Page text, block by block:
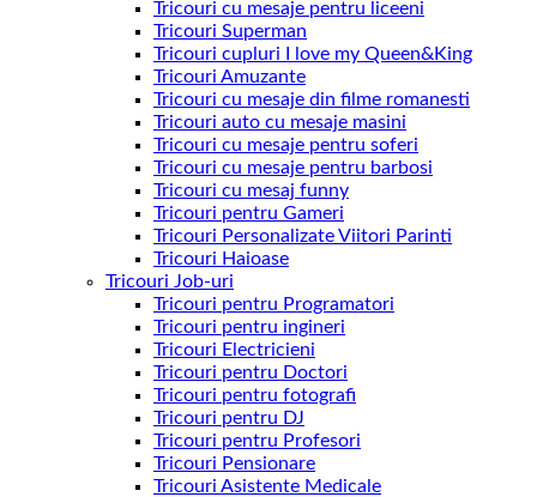
Tricouri cu mesaje pentru liceeni
Tricouri Superman
Tricouri cupluri I love my Queen&King
Tricouri Amuzante
Tricouri cu mesaje din filme romanesti
Tricouri auto cu mesaje masini
Tricouri cu mesaje pentru soferi
Tricouri cu mesaje pentru barbosi
Tricouri cu mesaj funny
Tricouri pentru Gameri
Tricouri Personalizate Viitori Parinti
Tricouri Haioase
Tricouri Job-uri
Tricouri pentru Programatori
Tricouri pentru ingineri
Tricouri Electricieni
Tricouri pentru Doctori
Tricouri pentru fotografi
Tricouri pentru DJ
Tricouri pentru Profesori
Tricouri Pensionare
Tricouri Asistente Medicale